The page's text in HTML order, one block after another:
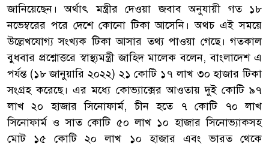
জানিয়েছেন। অর্থাৎ মন্ত্রীর দেওয়া জবাব অনুযায়ী গত ১৮
নভেম্বরের পরে দেশে কোনো টিকা আসেনি। অথচ এই সময়ে
উল্লেখযোগ্য সংখ্যক টিকা আসার তথ্য পাওয়া গেছে। গতকাল
বুধবার প্রশ্নোত্তরে স্বাস্থ্যমন্ত্রী জাহিদ মালেক বলেন, বাংলাদেশ এ
পর্যন্ত (১৮ জানুয়ারি ২০২২) ২১ কোটি ১৭ লাখ ৩০ হাজার টিকা
সংগ্রহ করেছে। এর মধ্যে কোভ্যাক্সের আওতায় দুই কোটি ৯৭
লাখ ২০ হাজার সিনোফার্ম, চীন হতে ৭ কোটি ৭০ লাখ
সিনোফার্ম ও সাত কোটি ৫০ লাখ ১০ হাজার সিনোভ্যাকসহ
মোট ১৫ কোটি ২০ লাখ ১০ হাজার এবং ভারত থেকে